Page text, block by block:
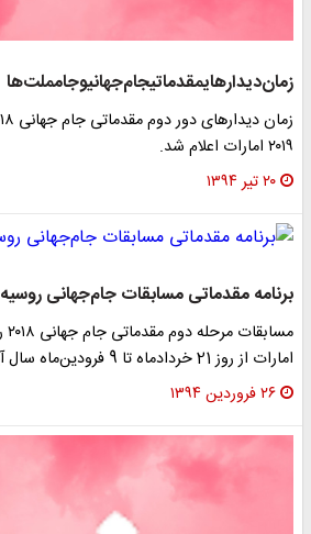
زمان‌دیدارهای‎مقدماتی‎جام‌جهانی‎وجام‎ملت‌ها
۲۰۱۹ امارات اعلام شد.
۲۰ تیر ۱۳۹۴
برنامه مقدماتی مسابقات جام‌جهانی روسیه
امارات از روز 21 خردادماه تا 9 فرودین‌ماه سال آینده…
۲۶ فروردین ۱۳۹۴